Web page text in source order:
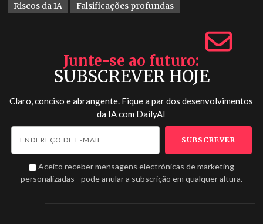
Riscos da IA Falsificações profundas
Junte-se ao futuro
SUBSCREVER HOJE
Claro, conciso e abrangente. Fique a par dos desenvolvimentos
da IA com DailyAI
Aceito receber mensagens electrónicas de marketing
personalizadas - pode anular a subscrição em qualquer altura.